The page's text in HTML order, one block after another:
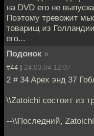
на DVD его не
Поэтому тревожит
товарищ из
его...
Подонок »
#44 | 24.03.04 12:07
2 # 34 Apex энд 37
\\Zatoichi состоит из
--\\Последний,